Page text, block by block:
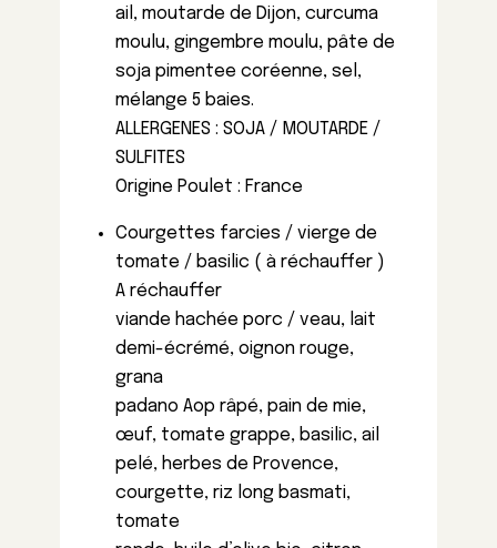
ail, moutarde de Dijon, curcuma
moulu, gingembre moulu, pâte de
soja pimentee coréenne, sel,
mélange 5 baies.
ALLERGENES : SOJA / MOUTARDE /
SULFITES
Origine Poulet : France
Courgettes farcies / vierge de
tomate / basilic ( à réchauffer )
A réchauffer
viande hachée porc / veau, lait
demi-écrémé, oignon rouge,
grana
padano Aop râpé, pain de mie,
œuf, tomate grappe, basilic, ail
pelé, herbes de Provence,
courgette, riz long basmati,
tomate